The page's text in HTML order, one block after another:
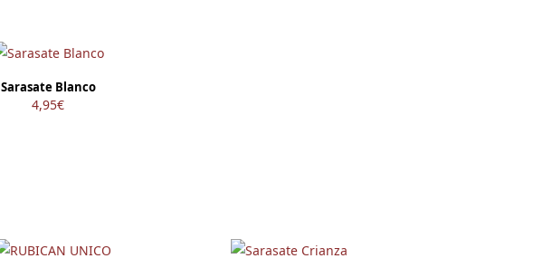
Sarasate Blanco
4,95€